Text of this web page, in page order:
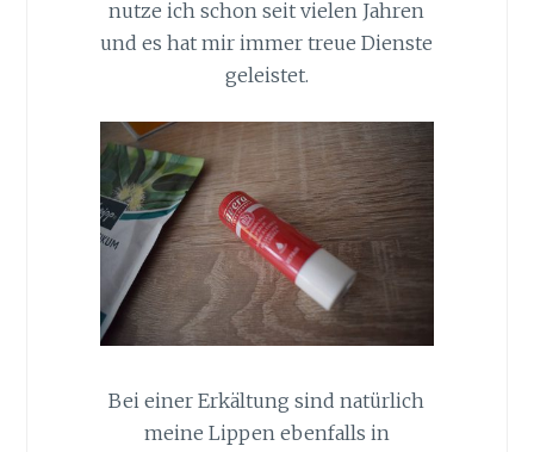
nutze ich schon seit vielen Jahren
und es hat mir immer treue Dienste
geleistet.
Bei einer Erkältung sind natürlich
meine Lippen ebenfalls in